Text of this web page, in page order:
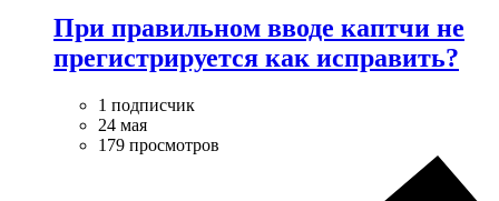
При правильном вводе каптчи не
прегистрируется как исправить?
1 подписчик
24 мая
179 просмотров